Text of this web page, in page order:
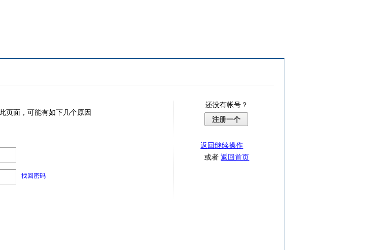
页面，可能有如下几个原因
找回密码
还没有帐号？
注册一个
返回继续操作
或者返回首页